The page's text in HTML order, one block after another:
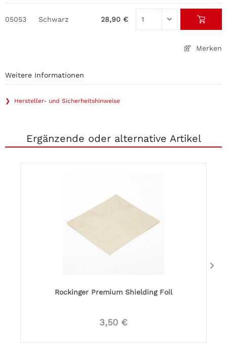
Merken
05053 Schwarz 28,90 €
Weitere Informationen
❯ Hersteller- und Sicherheitshinweise
Ergänzende oder alternative Artikel
Rockinger Premium Shielding Foil
3,50 €